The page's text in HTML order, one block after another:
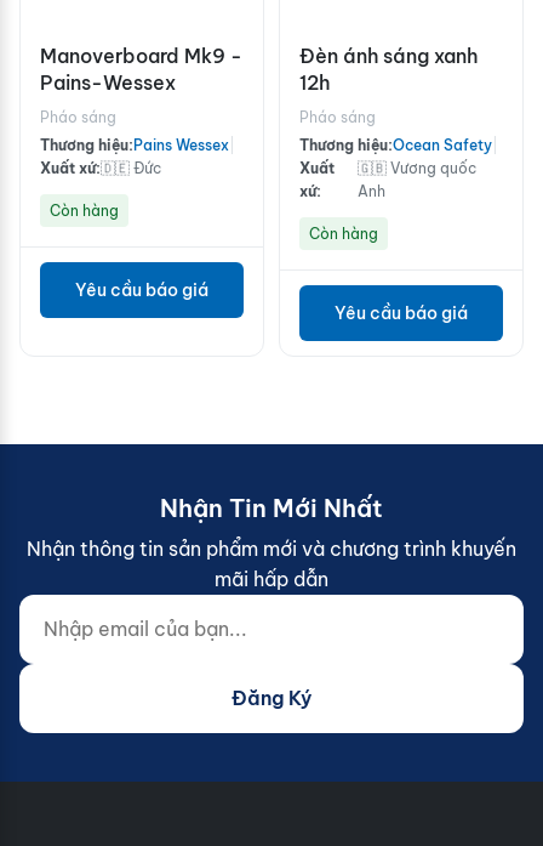
Manoverboard Mk9 -
Pains-Wessex
Pháo sáng
Thương hiệu: Pains Wessex
Xuất xứ:🇩🇪 Đức
Còn hàng
Yêu cầu báo giá
Đèn ánh sáng xanh
12h
Pháo sáng
Thương hiệu:Ocean Safety
Xuất
xứ:
🇬🇧 Vương quốc
Anh
Còn hàng
Yêu cầu báo giá
Nhận Tin Mới Nhất
Nhận thông tin sản phẩm mới và chương trình khuyến
mãi hấp dẫn
Nhập email của bạn...
Website (do not fill)
Đăng Ký